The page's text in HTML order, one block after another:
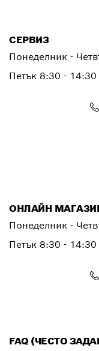
СЕРВИЗ
Понеделник -
Петък 8:30 - 14:30
ОНЛАЙН
Понеделник -
Петък 8:30 - 14:30
FAQ (ЧЕСТО